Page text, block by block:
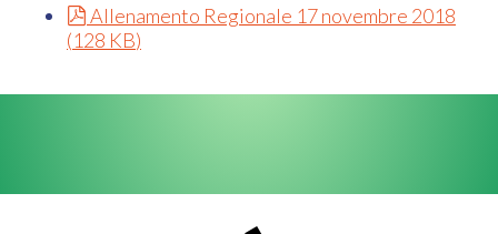
pdf
Allenamento Regionale 17 novembre 2018
(128 KB)